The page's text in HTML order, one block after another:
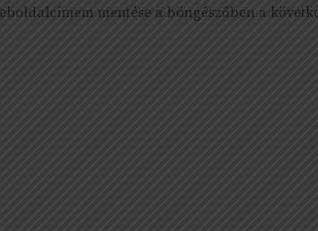
mentése a böngészőben a